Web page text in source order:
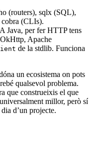
(routers), sqlx (SQL),
(CLIs).
Java, per fer HTTP tens
Apache
de la stdlib. Funciona
un ecosistema on pots
qualsevol problema.
que construeixis el que
millor, però sí
d’un projecte.